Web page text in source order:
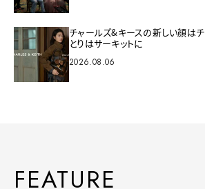
チャールズ&キースの新しい顔はチ
とりはサーキットに
2026.08.06
FEATURE